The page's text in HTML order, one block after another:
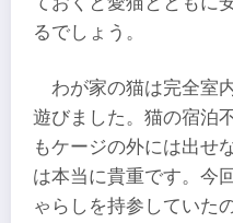
るでしょう。
わが家の猫は完全室
遊びました。猫の宿泊
もケージの外には出せ
は本当に貴重です。今
ゃらしを持参していた